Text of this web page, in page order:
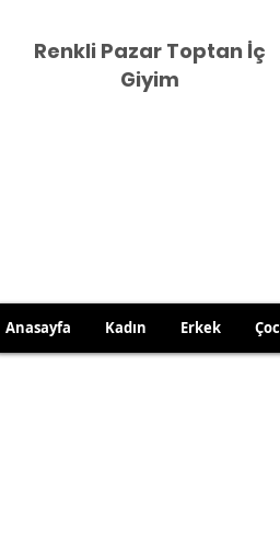
Renkli Pazar Toptan İç
Giyim
Anasayfa Kadın Erkek